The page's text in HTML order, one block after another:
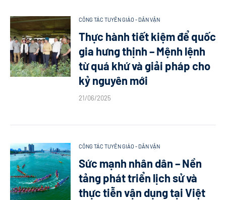
CÔNG TÁC TUYÊN GIÁO - DÂN VẬN
Thực hành tiết kiệm để quốc
gia hưng thịnh – Mệnh lệnh
từ quá khứ và giải pháp cho
kỷ nguyên mới
21/06/2025
CÔNG TÁC TUYÊN GIÁO - DÂN VẬN
Sức mạnh nhân dân – Nền
tảng phát triển lịch sử và
thực tiễn vận dụng tại Việt